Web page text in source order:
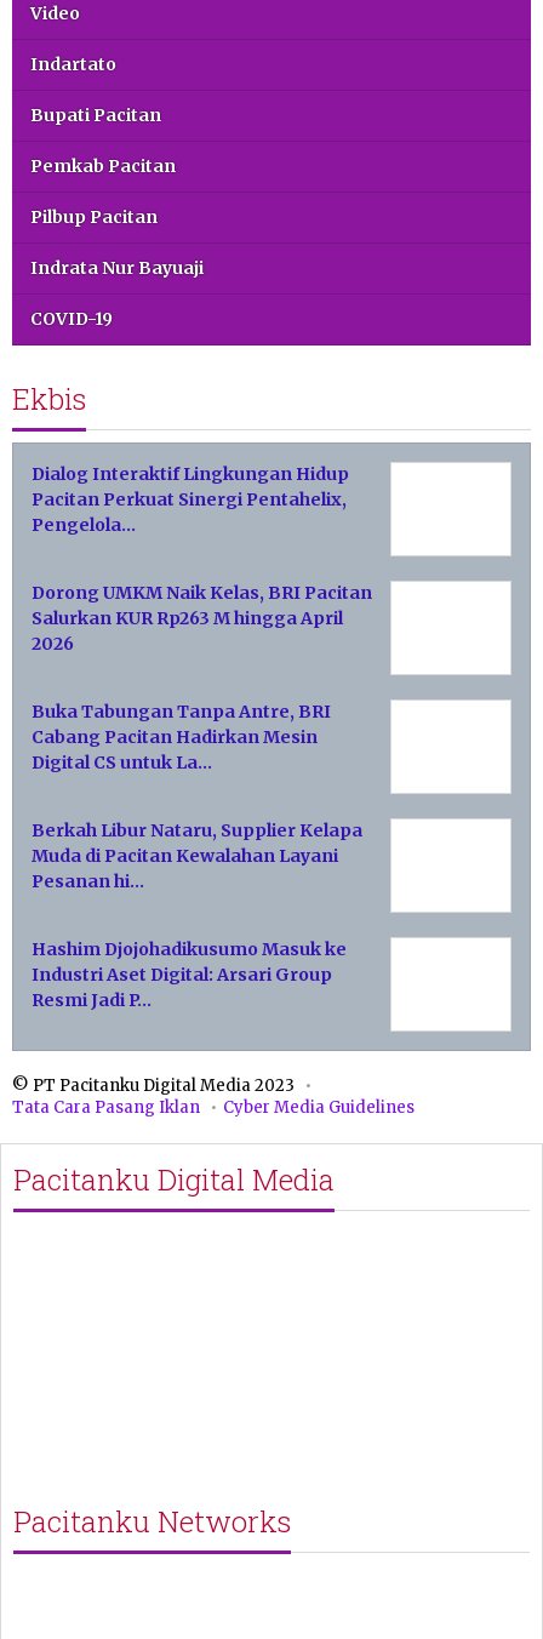
Video
Indartato
Bupati Pacitan
Pemkab Pacitan
Pilbup Pacitan
Indrata Nur Bayuaji
COVID-19
Ekbis
Dialog Interaktif Lingkungan Hidup
Pacitan Perkuat Sinergi Pentahelix,
Pengelola…
Dorong UMKM Naik Kelas, BRI Pacitan
Salurkan KUR Rp263 M hingga April
2026
Buka Tabungan Tanpa Antre, BRI
Cabang Pacitan Hadirkan Mesin
Digital CS untuk La…
Berkah Libur Nataru, Supplier Kelapa
Muda di Pacitan Kewalahan Layani
Pesanan hi…
Hashim Djojohadikusumo Masuk ke
Industri Aset Digital: Arsari Group
Resmi Jadi P…
© PT Pacitanku Digital Media 2023
Tata Cara Pasang Iklan
Cyber Media Guidelines
Pacitanku Digital Media
Pacitanku Networks